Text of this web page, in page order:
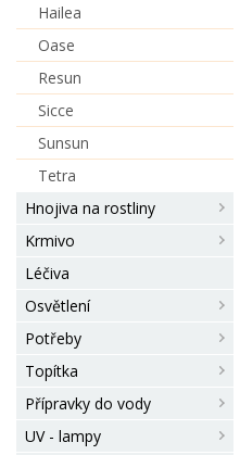
Hailea
Oase
Resun
Sicce
Sunsun
Tetra
Hnojiva na rostliny
Krmivo
Léčiva
Osvětlení
Potřeby
Topítka
Přípravky do vody
UV - lampy